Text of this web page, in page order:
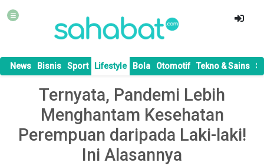
News Bisnis Sport Lifestyle Bola Otomotif Tekno & Sains
Ternyata, Pandemi Lebih
Menghantam Kesehatan
Perempuan daripada Laki-laki!
Ini Alasannya